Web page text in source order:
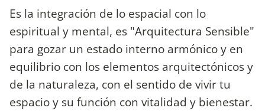
Es la integración de lo espacial con lo
espiritual y mental, es "Arquitectura Sensible"
para gozar un estado interno armónico y en
equilibrio con los elementos arquitectónicos y
de la naturaleza, con el sentido de vivir tu
espacio y su función con vitalidad y bienestar.